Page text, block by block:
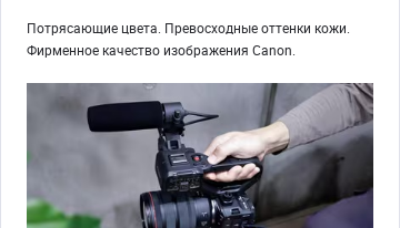
Потрясающие цвета. Превосходные оттенки кожи.
Фирменное качество изображения Canon.